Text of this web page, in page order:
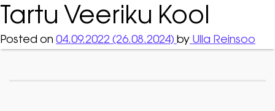
Tartu Veeriku Kool
Posted on 04.09.2022 (26.08.2024) by Ulla Reinsoo